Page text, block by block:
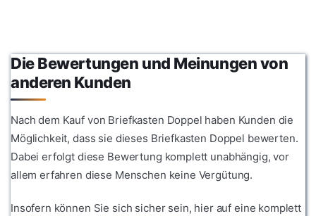
Die Bewertungen und Meinungen von
anderen Kunden
Nach dem Kauf von Briefkasten Doppel haben Kunden die
Möglichkeit, dass sie dieses Briefkasten Doppel bewerten.
Dabei erfolgt diese Bewertung komplett unabhängig, vor
allem erfahren diese Menschen keine Vergütung.
Insofern können Sie sich sicher sein, hier auf eine komplett